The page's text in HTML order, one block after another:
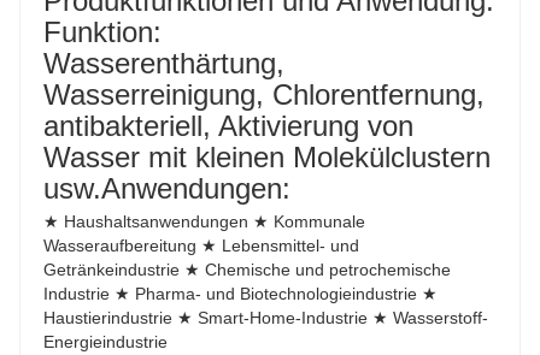
Funktion:
Wasserenthärtung,
Wasserreinigung, Chlorentfernung,
antibakteriell, Aktivierung von
Wasser mit kleinen Molekülclustern
usw.Anwendungen:
★ Haushaltsanwendungen ★ Kommunale
Wasseraufbereitung ★ Lebensmittel- und
Getränkeindustrie ★ Chemische und petrochemische
Industrie ★ Pharma- und Biotechnologieindustrie ★
Haustierindustrie ★ Smart-Home-Industrie ★ Wasserstoff-
Energieindustrie